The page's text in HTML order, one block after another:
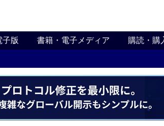
子版 書籍・電子メディア 購読・購